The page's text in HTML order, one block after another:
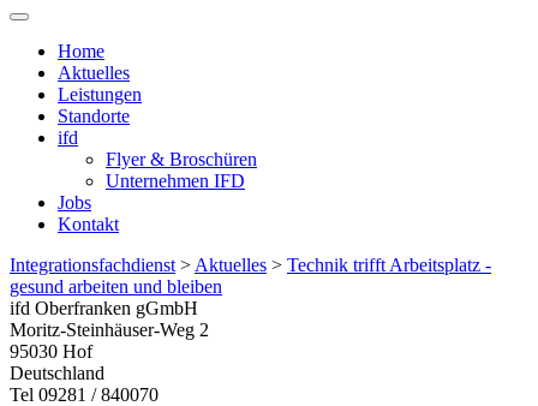
Home
Aktuelles
Leistungen
Standorte
ifd
Flyer & Broschüren
Unternehmen IFD
Jobs
Kontakt
Integrationsfachdienst > Aktuelles > Technik trifft Arbeitsplatz -
gesund arbeiten und bleiben
ifd Oberfranken gGmbH
Moritz-Steinhäuser-Weg 2
95030 Hof
Deutschland
Tel 09281 / 840070